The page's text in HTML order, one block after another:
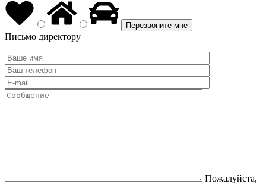
Письмо директору
Пожалуйста,